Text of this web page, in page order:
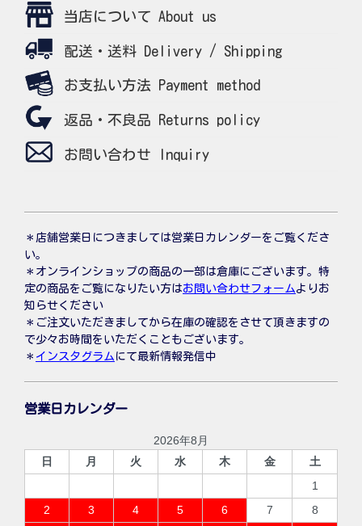
当店について About us
配送・送料 Delivery / Shipping
お支払い方法 Payment method
返品・不良品 Returns policy
お問い合わせ Inquiry
＊店舗営業日につきましては営業日カレンダーをご覧くださ
い。
＊オンラインショップの商品の一部は倉庫にございます。特
定の商品をご覧になりたい方はお問い合わせフォームよりお
知らせください
＊ご注文いただきましてから在庫の確認をさせて頂きますの
で少々お時間をいただくこともございます。
＊ インスタグラム にて最新情報発信中
営業日カレンダー
2026年8月
日
月 火 水 木 金
土
1
2
3 4 5 6 7
8